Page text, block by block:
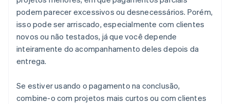
podem parecer excessivos ou desnecessários. Porém,
isso pode ser arriscado, especialmente com clientes
novos ou não testados, já que você depende
inteiramente do acompanhamento deles depois da
entrega.
Se estiver usando o pagamento na conclusão,
combine-o com projetos mais curtos ou com clientes